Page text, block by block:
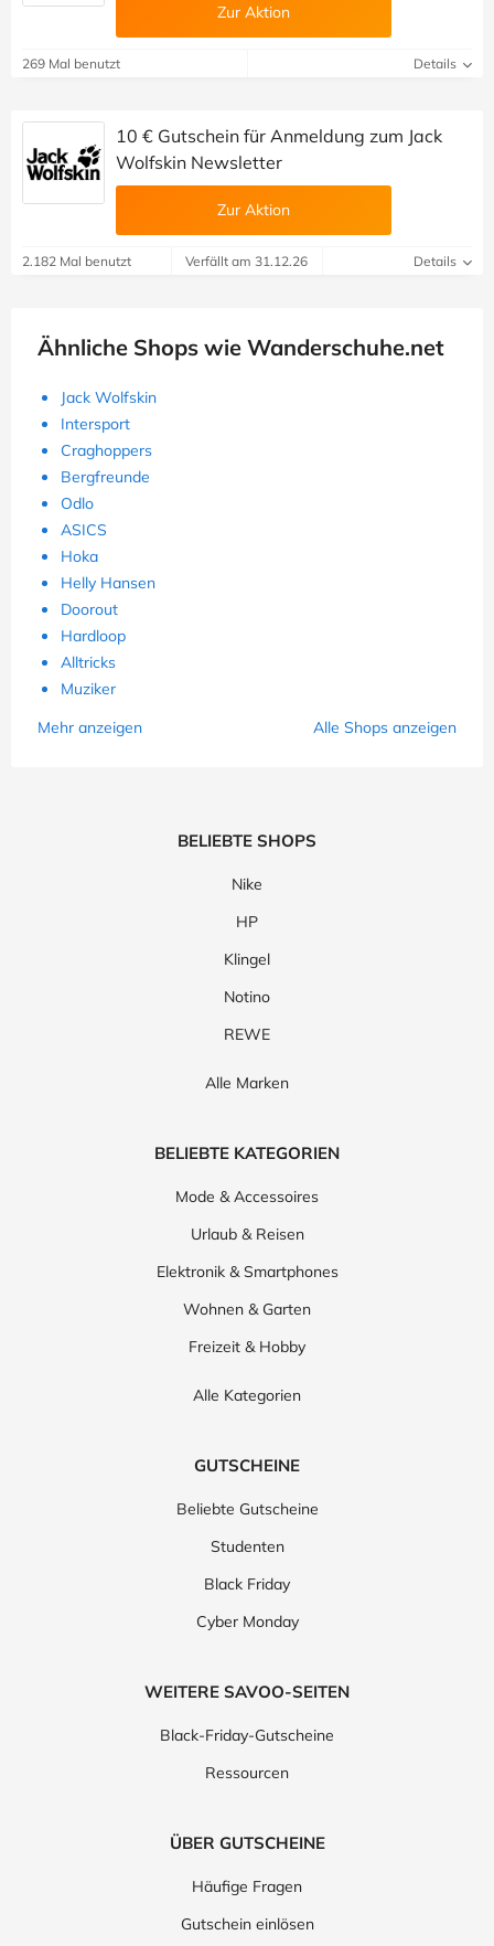
Zur Aktion
269 Mal benutzt Details
10 € Gutschein für Anmeldung zum Jack
Wolfskin Newsletter
Zur Aktion
2.182 Mal benutzt Verfällt am 31.12.26 Details
Ähnliche Shops wie Wanderschuhe.net
Jack Wolfskin
Intersport
Craghoppers
Bergfreunde
Odlo
ASICS
Hoka
Helly Hansen
Doorout
Hardloop
Alltricks
Muziker
Mehr anzeigen
Alle Shops anzeigen
BELIEBTE SHOPS
Nike
HP
Klingel
Notino
REWE
Alle Marken
BELIEBTE KATEGORIEN
Mode & Accessoires
Urlaub & Reisen
Elektronik & Smartphones
Wohnen & Garten
Freizeit & Hobby
Alle Kategorien
GUTSCHEINE
Beliebte Gutscheine
Studenten
Black Friday
Cyber Monday
WEITERE SAVOO-SEITEN
Black-Friday-Gutscheine
Ressourcen
ÜBER GUTSCHEINE
Häufige Fragen
Gutschein einlösen